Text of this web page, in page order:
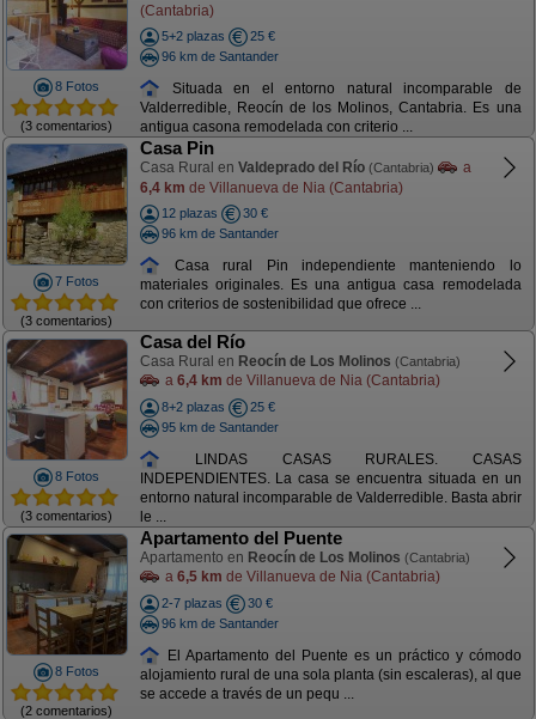
8 Fotos
(3 comentarios)
(Cantabria)
5+2 plazas
25 €
96 km de Santander
Situada en el entorno natural incomparable de
Valderredible, Reocín de los Molinos, Cantabria. Es una
antigua casona remodelada con criterio ...
7 Fotos
(3 comentarios)
Casa Pin
Casa Rural en Valdeprado del Río (Cantabria)
a
6,4 km de Villanueva de Nia (Cantabria)
12 plazas
30 €
96 km de Santander
Casa rural Pin independiente manteniendo lo
materiales originales. Es una antigua casa remodelada
con criterios de sostenibilidad que ofrece ...
8 Fotos
(3 comentarios)
Casa del Río
Casa Rural en Reocín de Los Molinos (Cantabria)
a 6,4 km de Villanueva de Nia (Cantabria)
8+2 plazas
25 €
95 km de Santander
LINDAS CASAS RURALES. CASAS
INDEPENDIENTES. La casa se encuentra situada en un
entorno natural incomparable de Valderredible. Basta abrir
le ...
8 Fotos
(2 comentarios)
Apartamento del Puente
Apartamento en Reocín de Los Molinos (Cantabria)
a 6,5 km de Villanueva de Nia (Cantabria)
2-7 plazas
30 €
96 km de Santander
El Apartamento del Puente es un práctico y cómodo
alojamiento rural de una sola planta (sin escaleras), al que
se accede a través de un pequ ...